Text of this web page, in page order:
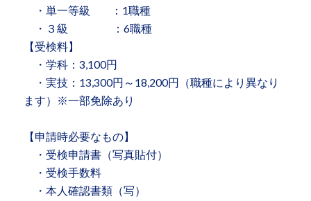
・単一等級 ：1職種
・３級 ：6職種
【受検料】
・学科：3,100円
・実技：13,300円～18,200円（職種により異なり
ます）※一部免除あり
【申請時必要なもの】
・受検申請書（写真貼付）
・受検手数料
・本人確認書類（写）